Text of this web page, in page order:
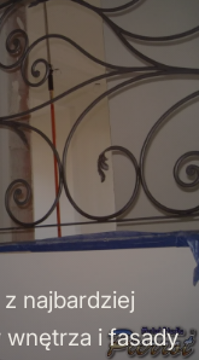
najbardziej
i fasady